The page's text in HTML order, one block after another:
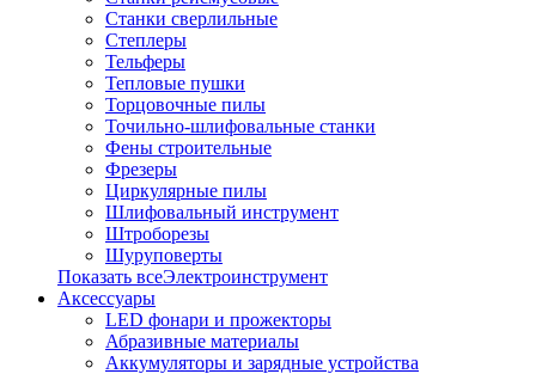
Станки сверлильные
Степлеры
Тельферы
Тепловые пушки
Торцовочные пилы
Точильно-шлифовальные станки
Фены строительные
Фрезеры
Циркулярные пилы
Шлифовальный инструмент
Штроборезы
Шуруповерты
Показать всеЭлектроинструмент
Аксессуары
LED фонари и прожекторы
Абразивные материалы
Аккумуляторы и зарядные устройства